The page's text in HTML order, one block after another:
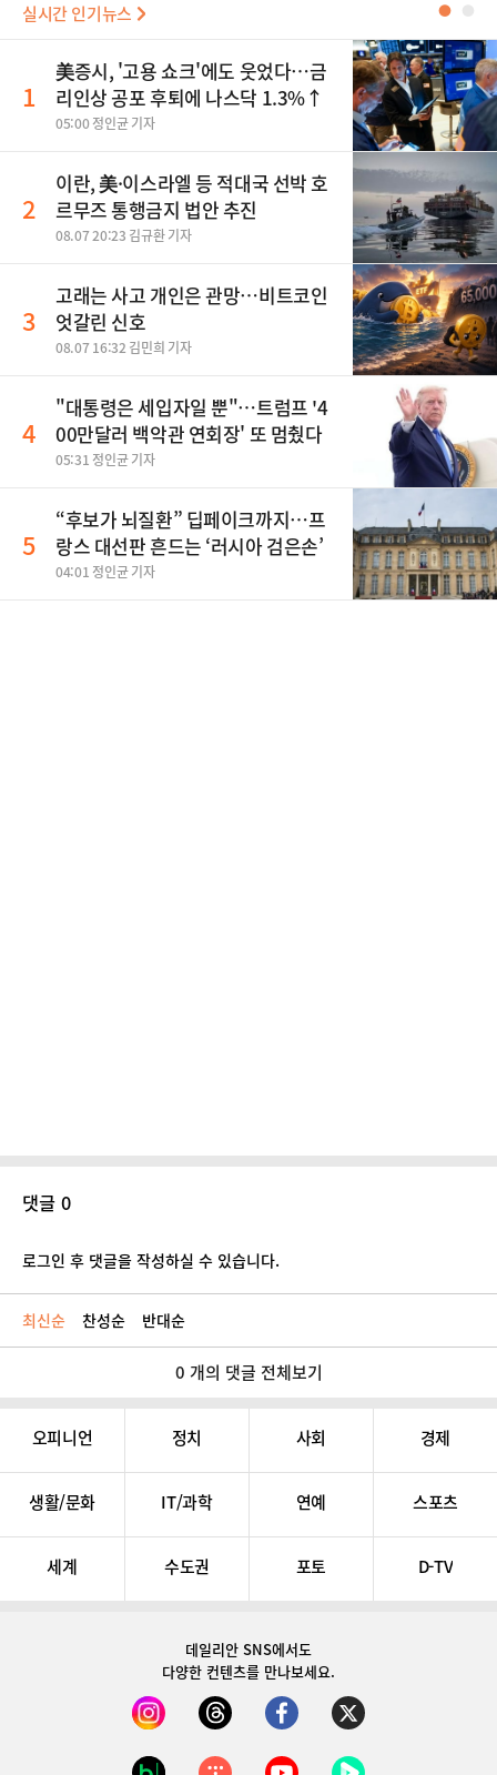
실시간 인기뉴스 ●
1
美증시, '고용 쇼크'에도 웃었다…금
리인상 공포 후퇴에 나스닥 1.3%↑
05:00 정인균 기자
2
이란, 美·이스라엘 등 적대국 선박 호
르무즈 통행금지 법안 추진
08.07 20:23 김규환 기자
3
고래는 사고 개인은 관망…비트코인
엇갈린 신호
08.07 16:32 김민희 기자
4
"대통령은 세입자일 뿐"…트럼프 '4
00만달러 백악관 연회장' 또 멈췄다
05:31 정인균 기자
5
“후보가 뇌질환” 딥페이크까지…프
랑스 대선판 흔드는 ‘러시아 검은손’
04:01 정인균 기자
댓글 0
로그인 후 댓글을 작성하실 수 있습니다.
최신순 찬성순 반대순
0 개의 댓글 전체보기
오피니언 정치 사회 경제
생활/문화 IT/과학 연예 스포츠
세계 수도권 포토 D-TV
데일리안 SNS에서도
다양한 컨텐츠를 만나보세요.